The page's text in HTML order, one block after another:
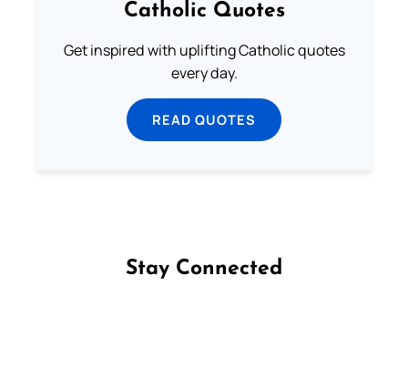
Catholic Quotes
Get inspired with uplifting Catholic quotes
every day.
READ QUOTES
Stay Connected